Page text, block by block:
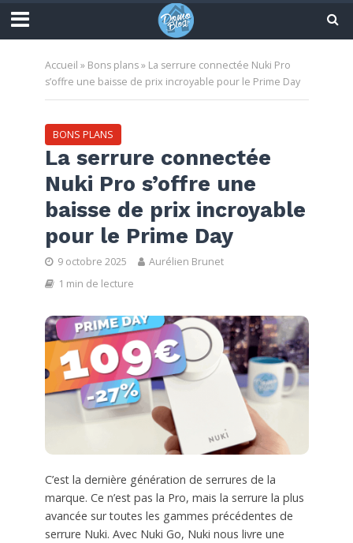
Accueil » Bons plans» La serrure connectée Nuki Pro
s’offre une baisse de prix incroyable pour le Prime Day
BONS PLANS
La serrure connectée
Nuki Pro s’offre une
baisse de prix incroyable
pour le Prime Day
9 octobre 2025
Aurélien Brunet
1 min de lecture
C’est la dernière génération de serrures de la
marque. Ce n’est pas la Pro, mais la serrure la plus
avancée sur toutes les gammes précédentes de
serrure Nuki. Avec Nuki Go, Nuki nous livre une